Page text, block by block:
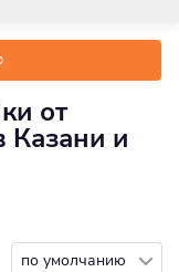
от
Казани и
по умолчанию